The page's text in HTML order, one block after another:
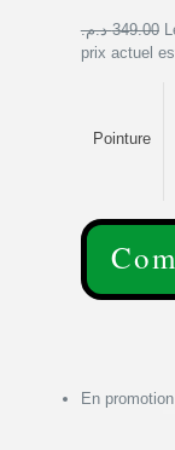
349.00 د.م.
Pointure
En promotion